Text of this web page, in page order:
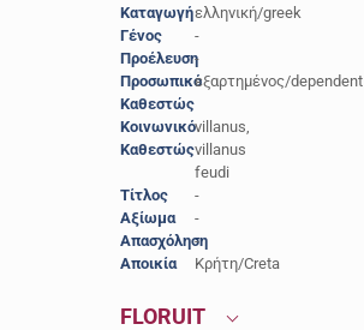
Καταγωγήελληνική/greek
Γένος
-
Προέλευση-
Προσωπικό
Καθεστώς
εξαρτημένος/dependent
Κοινωνικό
Καθεστώς
villanus,
villanus
feudi
Τίτλος
-
Αξίωμα
-
Απασχόληση
-
Αποικία
Κρήτη/Creta
FLORUIT